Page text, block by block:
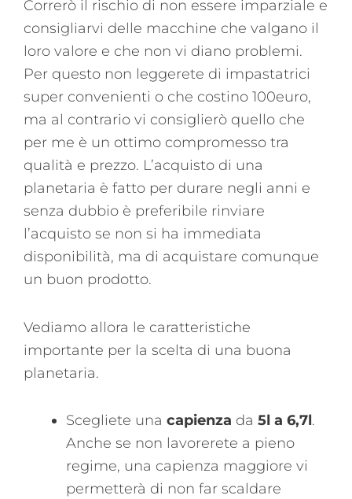
Correrò il rischio di non essere imparziale e
consigliarvi delle macchine che valgano il
loro valore e che non vi diano problemi.
Per questo non leggerete di impastatrici
super convenienti o che costino 100euro,
ma al contrario vi consiglierò quello che
per me è un ottimo compromesso tra
qualità e prezzo. L’acquisto di una
planetaria è fatto per durare negli anni e
senza dubbio è preferibile rinviare
l’acquisto se non si ha immediata
disponibilità, ma di acquistare comunque
un buon prodotto.
Vediamo allora le caratteristiche
importante per la scelta di una buona
planetaria.
Scegliete una capienza da 5l a 6,7l.
Anche se non lavorerete a pieno
regime, una capienza maggiore vi
permetterà di non far scaldare